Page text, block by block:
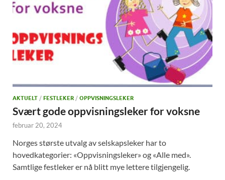
AKTUELT / FESTLEKER / OPPVISNINGSLEKER
Svært gode oppvisningsleker for voksne
februar 20, 2024
Norges største utvalg av selskapsleker har to
hovedkategorier: «Oppvisningsleker» og «Alle med».
Samtlige festleker er nå blitt mye lettere tilgjengelig.